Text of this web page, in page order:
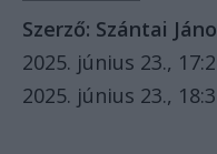
Szerző: Szántai
2025. június 23.,
2025. június 23.,